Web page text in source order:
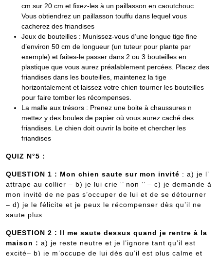
cm sur 20 cm et fixez-les à un paillasson en caoutchouc.
Vous obtiendrez un paillasson touffu dans lequel vous
cacherez des friandises
Jeux de bouteilles : Munissez-vous d’une longue tige fine
d’environ 50 cm de longueur (un tuteur pour plante par
exemple) et faites-le passer dans 2 ou 3 bouteilles en
plastique que vous aurez préalablement percées. Placez des
friandises dans les bouteilles, maintenez la tige
horizontalement et laissez votre chien tourner les bouteilles
pour faire tomber les récompenses.
La malle aux trésors : Prenez une boite à chaussures n
mettez y des boules de papier où vous aurez caché des
friandises. Le chien doit ouvrir la boite et chercher les
friandises
QUIZ N°5 :
QUESTION 1 : Mon chien saute sur mon invité : a) je l’
attrape au collier – b) je lui crie ‘’ non ‘’ – c) je demande à
mon invité de ne pas s’occuper de lui et de se détourner
– d) je le félicite et je peux le récompenser dès qu’il ne
saute plus
QUESTION 2 : Il me saute dessus quand je rentre à la
maison : a) je reste neutre et je l’ignore tant qu’il est
excité– b) je m’occupe de lui dès qu’il est plus calme et